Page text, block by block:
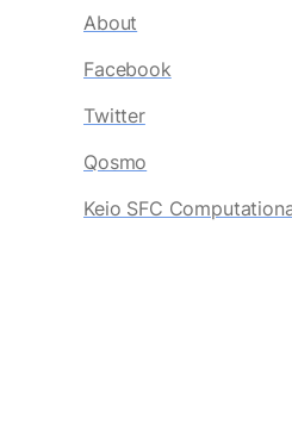
About
Facebook
Twitter
Qosmo
Keio SFC